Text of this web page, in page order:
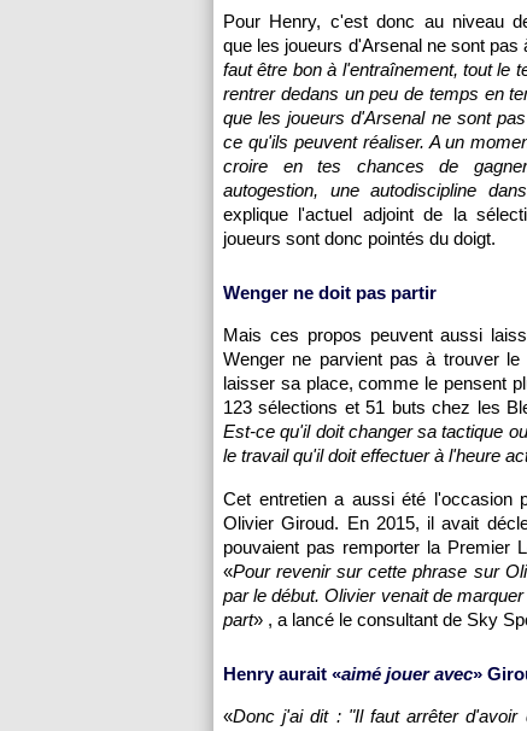
Pour Henry, c'est donc au niveau
que les joueurs d'Arsenal ne sont pas
faut être bon à l'entraînement, tout le
rentrer dedans un peu de temps en
que les joueurs d'Arsenal ne sont
ce qu'ils peuvent réaliser. A un
croire en tes chances de
autogestion, une autodiscipline
explique l'actuel adjoint de la
joueurs sont donc pointés du doigt.
Wenger ne doit pas partir
Mais ces propos peuvent aussi
Wenger ne parvient pas à trouver
laisser sa place, comme le pensent
123 sélections et 51 buts chez les
Est-ce qu'il doit changer sa tactique
le travail qu'il doit effectuer à l'heure
Cet entretien a aussi été l'occasion
Olivier Giroud. En 2015, il avait
pouvaient pas remporter la Premier
«Pour revenir sur cette phrase sur
par le début. Olivier venait de
part» , a lancé le consultant de Sky
Henry aurait «aimé jouer avec»
«Donc j'ai dit : "Il faut arrêter d'avoir